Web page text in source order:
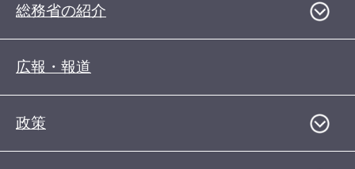
総務省の紹介
広報・報道
政策